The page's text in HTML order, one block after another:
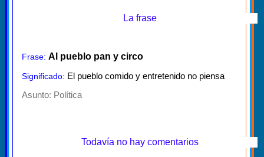
La frase
Frase: Al pueblo pan y circo
Significado: El pueblo comido y entretenido no piensa
Asunto: Política
Todavía no hay comentarios